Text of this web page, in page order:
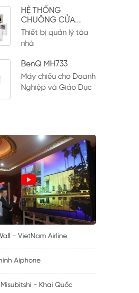
HỆ THỐNG
CHUÔNG CỬA...
Thiết bị quản lý tòa
nhà
BenQ MH733
Máy chiếu cho Doanh
Nghiệp và Giáo Dục
- VietNam Airline
Aiphone
- Khai Quốc